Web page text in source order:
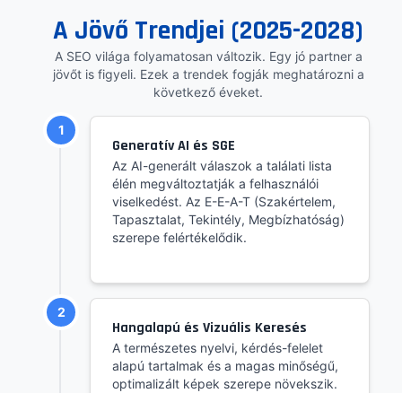
A Jövő Trendjei (2025-2028)
A SEO világa folyamatosan változik. Egy jó partner a
jövőt is figyeli. Ezek a trendek fogják meghatározni a
következő éveket.
1
Generatív AI és SGE
Az AI-generált válaszok a találati lista
élén megváltoztatják a felhasználói
viselkedést. Az E-E-A-T (Szakértelem,
Tapasztalat, Tekintély, Megbízhatóság)
szerepe felértékelődik.
2
Hangalapú és Vizuális Keresés
A természetes nyelvi, kérdés-felelet
alapú tartalmak és a magas minőségű,
optimalizált képek szerepe növekszik.